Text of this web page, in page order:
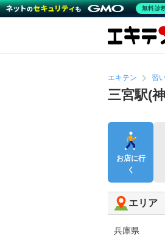
エキテン 習
三宮駅(
お店に行
く
エリア
兵庫県
無料診